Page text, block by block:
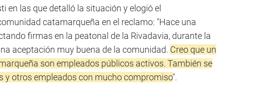
en las que detalló la situación y elogió el
catamarqueña en el reclamo: "Hace una
firmas en la peatonal de la Rivadavia, durante la
aceptación muy buena de la comunidad. Creo que un
son empleados públicos activos. También se
y otros empleados con mucho compromiso".